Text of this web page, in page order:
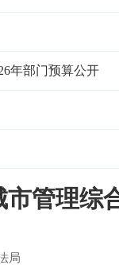
年部门预算公开
市管理综
局